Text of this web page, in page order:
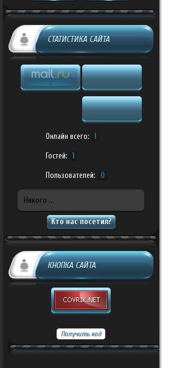
СТАТИСТИКА САЙТА
Онлайн всего: 1
Гостей: 1
Пользователей: 0
Никого ...
Кто нас посетил?
КНОПКА САЙТА